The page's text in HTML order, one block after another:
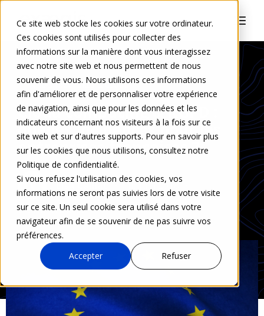
Ce site web stocke les cookies sur votre ordinateur.
Ces cookies sont utilisés pour collecter des
informations sur la manière dont vous interagissez
avec notre site web et nous permettent de nous
souvenir de vous. Nous utilisons ces informations
afin d'améliorer et de personnaliser votre expérience
de navigation, ainsi que pour les données et les
indicateurs concernant nos visiteurs à la fois sur ce
site web et sur d'autres supports. Pour en savoir plus
sur les cookies que nous utilisons, consultez notre
Politique de confidentialité.
Si vous refusez l'utilisation des cookies, vos
informations ne seront pas suivies lors de votre visite
sur ce site. Un seul cookie sera utilisé dans votre
navigateur afin de se souvenir de ne pas suivre vos
préférences.
Accepter
Refuser
INFRASTRUCTURES & CLOUD
Cloud computing & RGPD :
quelles incidences pour les
entreprises françaises ?
Lisa Caillac
16 juin 2018
0 Commentaire